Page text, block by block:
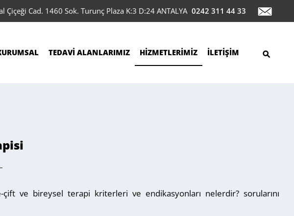
Çiçeği Cad. 1460 Sok. Turunç Plaza K:3 D:24 ANTALYA 0242 311 44 33
TEDAVİ ALANLARIMIZ HİZMETLERİMİZ İLETİŞİM
ve bireysel terapi kriterleri ve endikasyonları nelerdir? sorularını